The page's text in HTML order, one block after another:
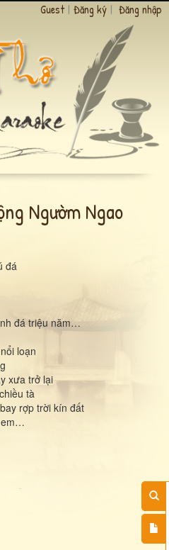
Guest | Đăng ký | Đăng nhập
Ngườm Ngao
đá
đá triệu năm…
loạn
xưa trở lại
tà
rợp trời kín đất
em…